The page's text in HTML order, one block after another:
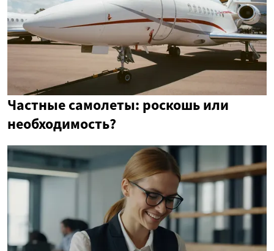
Частные самолеты: роскошь или
необходимость?